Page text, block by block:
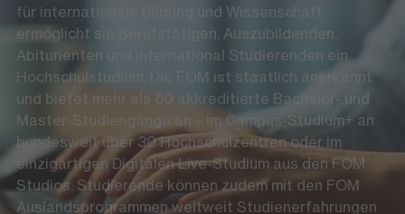
für internationale Bildung und Wissenschaft
ermöglicht sie Berufstätigen, Auszubildenden,
Abiturienten und international Studierenden ein
Hochschulstudium. Die FOM ist staatlich anerkannt
und bietet mehr als 60 akkreditierte Bachelor- und
Master-Studiengänge an – im Campus-Studium+ an
bundesweit über 30 Hochschulzentren oder im
einzigartigen Digitalen Live-Studium aus den FOM
Studios. Studierende können zudem mit den FOM
Auslandsprogrammen weltweit Studienerfahrungen